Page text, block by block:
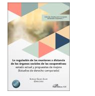
All of DSpace
Statistics
Policies